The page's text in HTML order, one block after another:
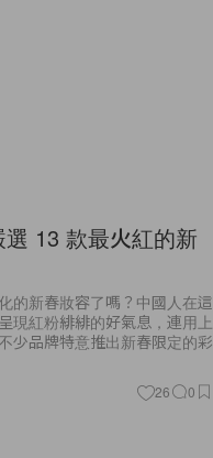
13 款最火紅的新
的新春妝容了嗎？中國人在這
現紅粉緋緋的好氣息，連用上
少品牌特意推出新春限定的彩
26 0